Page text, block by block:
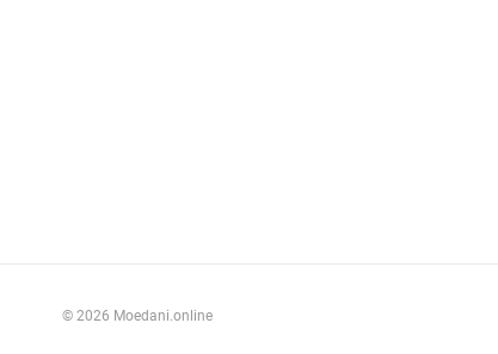
© 2026 Moedani.online